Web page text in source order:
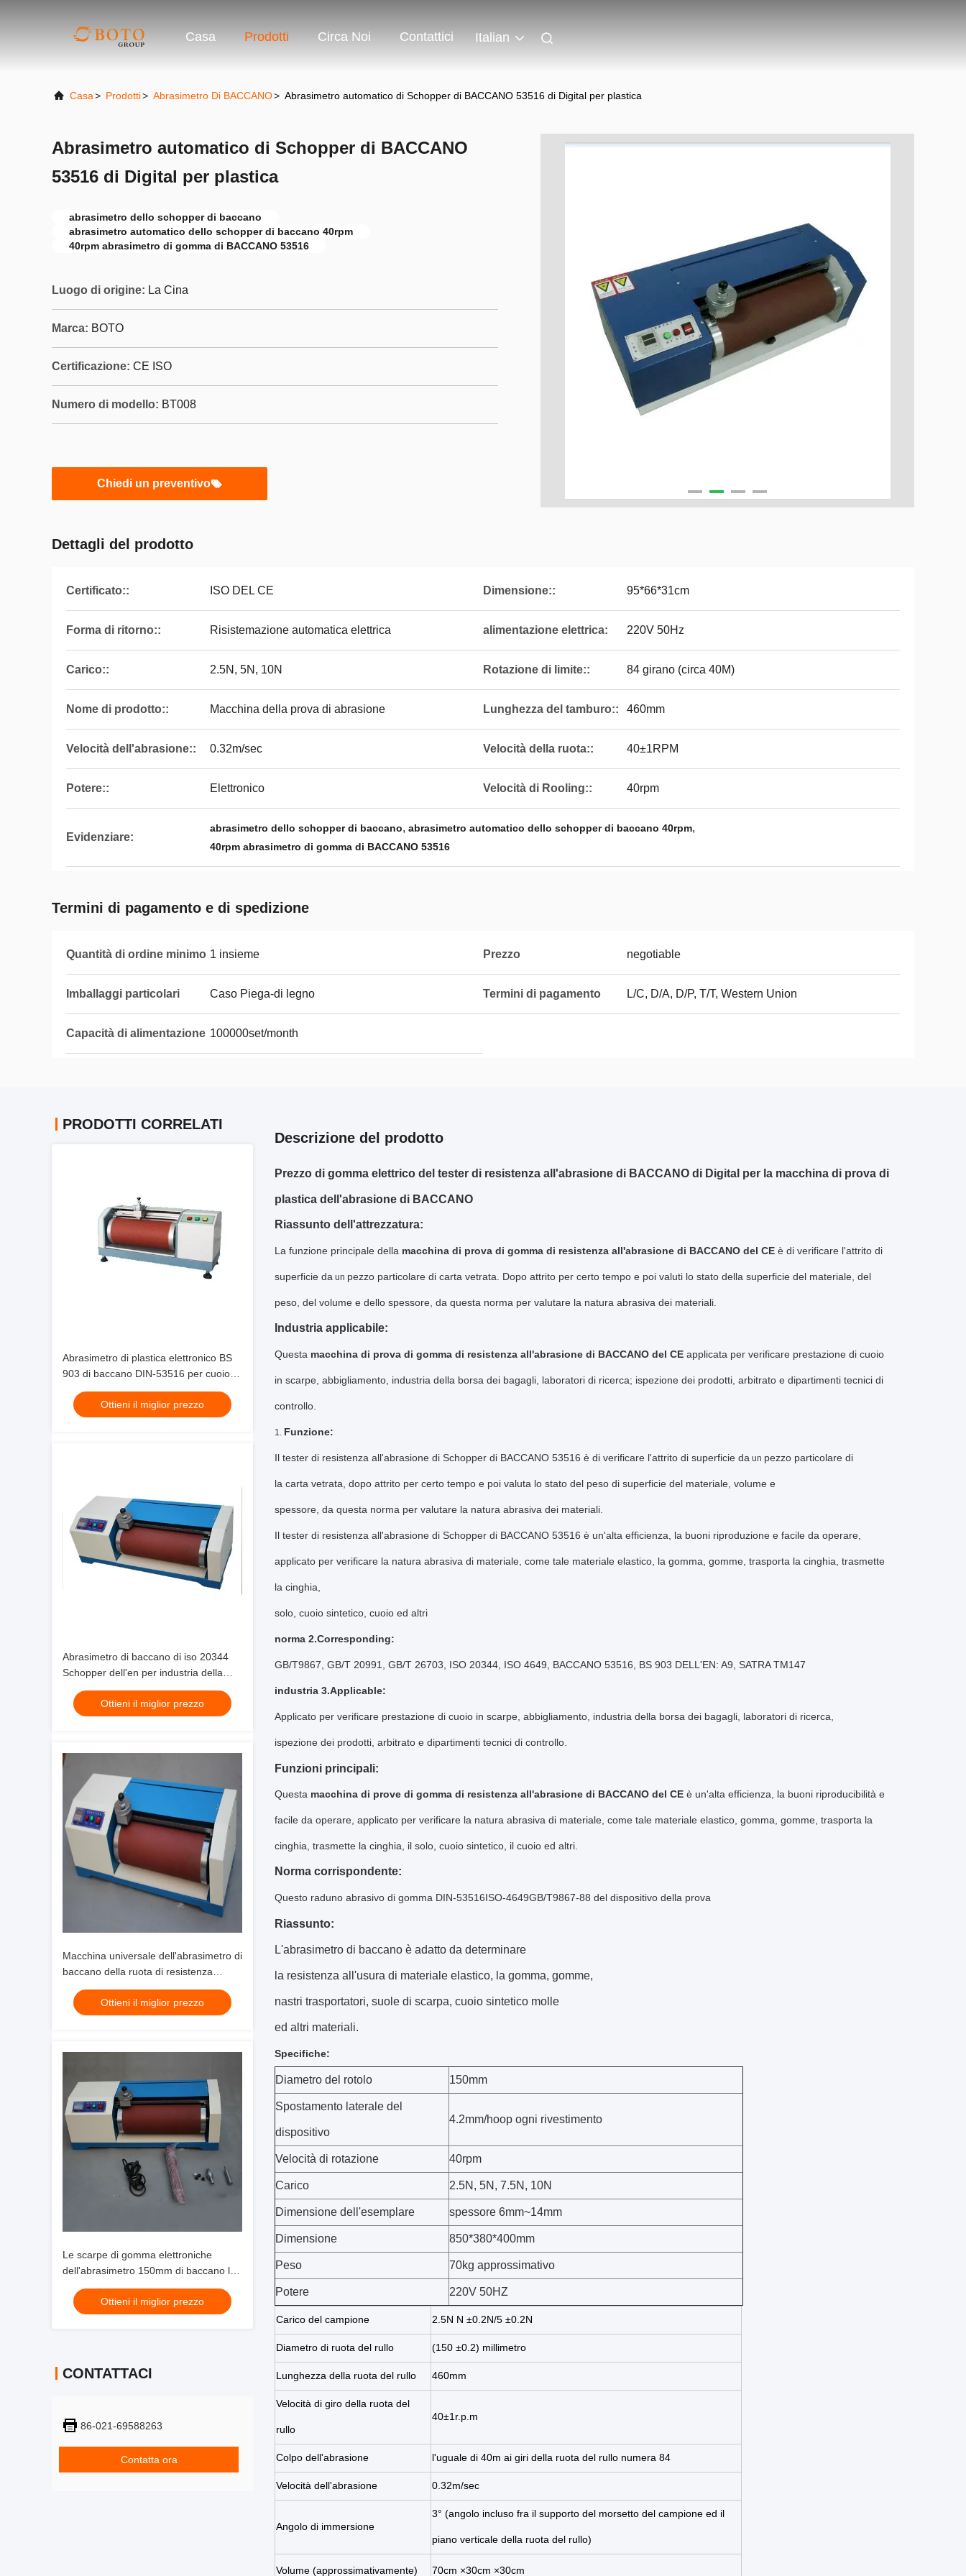
Casa Prodotti Circa Noi Contattici Italian
Casa> Prodotti> Abrasimetro Di BACCANO> Abrasimetro automatico di Schopper di BACCANO 53516 di Digital per plastica
Abrasimetro automatico di Schopper di BACCANO
53516 di Digital per plastica
abrasimetro dello schopper di baccano
abrasimetro automatico dello schopper di baccano 40rpm
40rpm abrasimetro di gomma di BACCANO 53516
Luogo di origine: La Cina
Marca: BOTO
Certificazione: CE ISO
Numero di modello: BT008
Chiedi un preventivo
Dettagli del prodotto
Certificato:: ISO DEL CE Dimensione:: 95*66*31cm
Forma di ritorno:: Risistemazione automatica elettrica alimentazione elettrica: 220V 50Hz
Carico:: 2.5N, 5N, 10N Rotazione di limite:: 84 girano (circa 40M)
Nome di prodotto:: Macchina della prova di abrasione Lunghezza del tamburo:: 460mm
Velocità dell'abrasione:: 0.32m/sec Velocità della ruota:: 40±1RPM
Potere:: Elettronico Velocità di Rooling:: 40rpm
Evidenziare:
abrasimetro dello schopper di baccano, abrasimetro automatico dello schopper di baccano 40rpm,
40rpm abrasimetro di gomma di BACCANO 53516
Termini di pagamento e di spedizione
Quantità di ordine minimo 1 insieme Prezzo negotiable
Imballaggi particolari Caso Piega-di legno Termini di pagamento L/C, D/A, D/P, T/T, Western Union
Capacità di alimentazione 100000set/month
PRODOTTI CORRELATI
Abrasimetro di plastica elettronico BS
903 di baccano DIN-53516 per cuoio
sintetico molle
Ottieni il miglior prezzo
Abrasimetro di baccano di iso 20344
Schopper dell'en per industria della
borsa dei bagagli
Ottieni il miglior prezzo
Macchina universale dell'abrasimetro di
baccano della ruota di resistenza
all'usura del laboratorio
Ottieni il miglior prezzo
Le scarpe di gomma elettroniche
dell'abrasimetro 150mm di baccano la
macchina del collaudo di resistenza
all'usura Ottieni il miglior prezzo
CONTATTACI
86-021-69588263
Contatta ora
Descrizione del prodotto
Prezzo di gomma elettrico del tester di resistenza all'abrasione di BACCANO di Digital per la macchina di prova di
plastica dell'abrasione di BACCANO
Riassunto dell'attrezzatura:
La funzione principale della macchina di prova di gomma di resistenza all'abrasione di BACCANO del CE è di verificare l'attrito di
superficie da un pezzo particolare di carta vetrata. Dopo attrito per certo tempo e poi valuti lo stato della superficie del materiale, del
peso, del volume e dello spessore, da questa norma per valutare la natura abrasiva dei materiali.
Industria applicabile:
Questa macchina di prova di gomma di resistenza all'abrasione di BACCANO del CE applicata per verificare prestazione di cuoio
in scarpe, abbigliamento, industria della borsa dei bagagli, laboratori di ricerca; ispezione dei prodotti, arbitrato e dipartimenti tecnici di
controllo.
1. Funzione:
Il tester di resistenza all'abrasione di Schopper di BACCANO 53516 è di verificare l'attrito di superficie da un pezzo particolare di
la carta vetrata, dopo attrito per certo tempo e poi valuta lo stato del peso di superficie del materiale, volume e
spessore, da questa norma per valutare la natura abrasiva dei materiali.
Il tester di resistenza all'abrasione di Schopper di BACCANO 53516 è un'alta efficienza, la buoni riproduzione e facile da operare
applicato per verificare la natura abrasiva di materiale, come tale materiale elastico, la gomma, gomme, trasporta la cinghia, trasmette
la cinghia,
solo, cuoio sintetico, cuoio ed altri
norma 2.Corresponding:
GB/T9867, GB/T 20991, GB/T 26703, ISO 20344, ISO 4649, BACCANO 53516, BS 903 DELL'EN: A9, SATRA TM147
industria 3.Applicable:
Applicato per verificare prestazione di cuoio in scarpe, abbigliamento, industria della borsa dei bagagli, laboratori di ricerca,
ispezione dei prodotti, arbitrato e dipartimenti tecnici di controllo.
Funzioni principali:
Questa macchina di prove di gomma di resistenza all'abrasione di BACCANO del CE è un'alta efficienza, la buoni riproducibilità e
facile da operare, applicato per verificare la natura abrasiva di materiale, come tale materiale elastico, gomma, gomme, trasporta la
cinghia, trasmette la cinghia, il solo, cuoio sintetico, il cuoio ed altri.
Norma corrispondente:
Questo raduno abrasivo di gomma DIN-53516ISO-4649GB/T9867-88 del dispositivo della prova
Riassunto:
L'abrasimetro di baccano è adatto da determinare
la resistenza all'usura di materiale elastico, la gomma, gomme,
nastri trasportatori, suole di scarpa, cuoio sintetico molle
ed altri materiali.
Specifiche:
Diametro del rotolo 150mm
Spostamento laterale del
dispositivo
4.2mm/hoop ogni rivestimento
Velocità di rotazione 40rpm
Carico 2.5N, 5N, 7.5N, 10N
Dimensione dell'esemplare spessore 6mm~14mm
Dimensione 850*380*400mm
Peso 70kg approssimativo
Potere 220V 50HZ
Carico del campione 2.5N N ±0.2N/5 ±0.2N
Diametro di ruota del rullo (150 ±0.2) millimetro
Lunghezza della ruota del rullo 460mm
Velocità di giro della ruota del
rullo
40±1r.p.m
Colpo dell'abrasione l'uguale di 40m ai giri della ruota del rullo numera 84
Velocità dell'abrasione 0.32m/sec
Angolo di immersione
3° (angolo incluso fra il supporto del morsetto del campione ed il
piano verticale della ruota del rullo)
Volume (approssimativamente) 70cm ×30cm ×30cm